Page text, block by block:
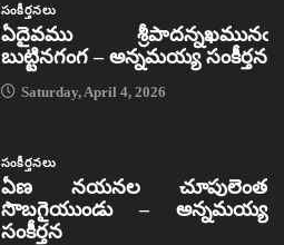
సంకీర్తనలు
ఏదైవము శ్రీపాదన్నఖమునఁ
బుట్టినగంగ – అన్నమయ్య సంకీర్తన
Saturday, April 4, 2026
సంకీర్తనలు
ఏణ నయనల చూపులెంత
సొబగైయుండు – అన్నమయ్య
సంకీర్తన